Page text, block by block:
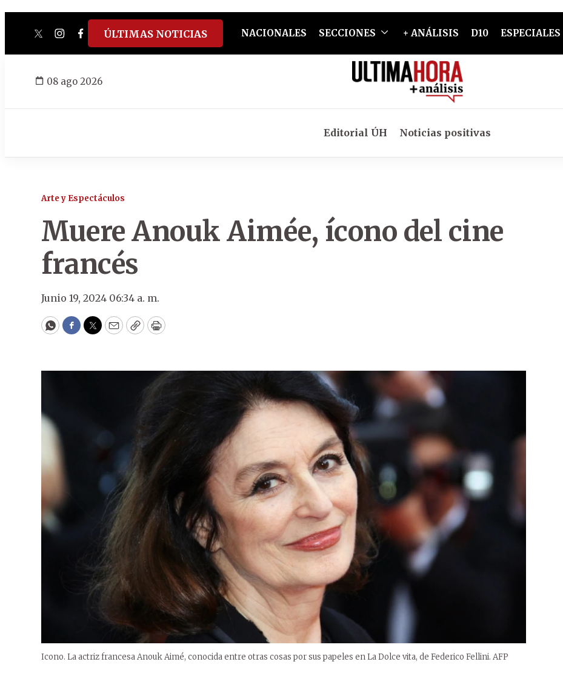
twitterinstagram
facebook
tiktokyoutube
spotify
ÚLTIMAS NOTICIAS NACIONALES SECCIONES + ANÁLISIS D10 ESPECIALES
08 ago 2026
Editorial ÚH Noticias positivas
Arte y Espectáculos
Muere Anouk Aimée, ícono del cine
francés
Junio 19, 2024 06:34 a. m.
WhatsApp
Facebook
Twitter
EmailCopyPrint
Icono. La actriz francesa Anouk Aimé, conocida entre otras cosas por sus papeles en La Dolce vita, de Federico Fellini. AFP